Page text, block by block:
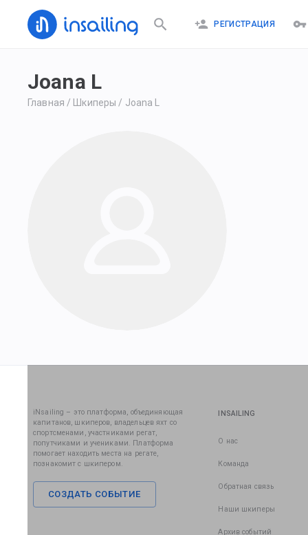
РЕГИСТРАЦИЯ
Joana L
Главная / Шкиперы / Joana L
iNsailing – это платформа, объединяющая
капитанов, шкиперов, владельцев яхт со
спортсменами, участниками регат,
попутчиками и учениками. Платформа
помогает находить места на регате,
познакомит с шкипером.
СОЗДАТЬ СОБЫТИЕ
INSAILING
О нас
Команда
Обратная связь
Наши шкиперы
Архив событий